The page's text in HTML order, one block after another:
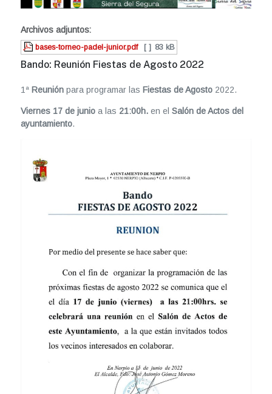
Archivos adjuntos:
bases-torneo-padel-junior.pdf [ ] 83 kB
Bando: Reunión Fiestas de Agosto 2022
1ª Reunión para programar las Fiestas de Agosto 2022.
Viernes 17 de junio a las 21:00h. en el Salón de Actos del
ayuntamiento.